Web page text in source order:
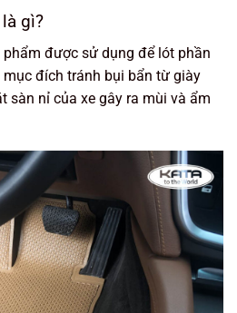
gì?
được sử dụng để lót phần
đích tránh bụi bẩn từ giày
sàn nỉ của xe gây ra mùi và ẩm